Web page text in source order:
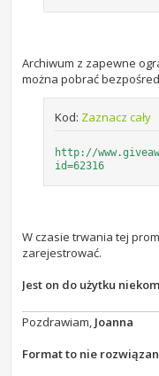
Archiwum z zapewne
można pobrać
Kod: Zaznacz cały
http://
id=62316
W czasie trwania tej
zarejestrować.
Jest on do użytku
Pozdrawiam, Joanna
Format to nie